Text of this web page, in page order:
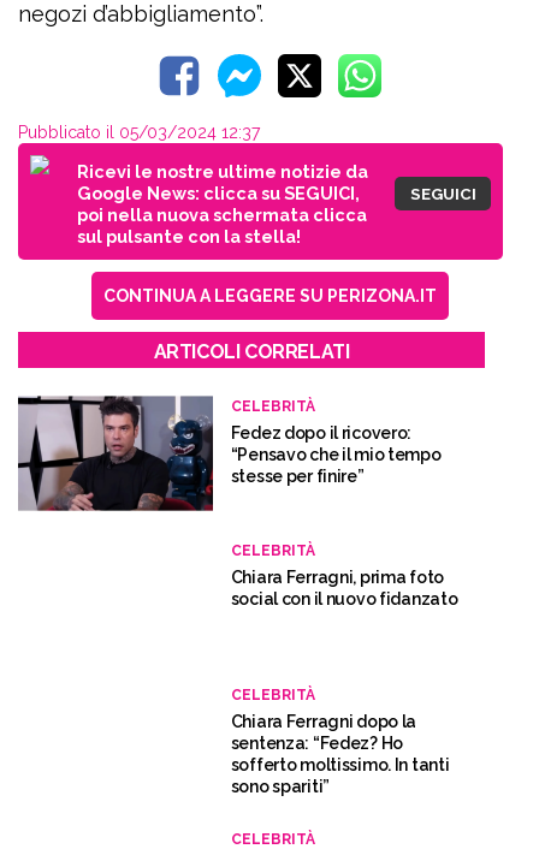
negozi d’abbigliamento”.
Pubblicato il 05/03/2024 12:37
Ricevi le nostre ultime notizie da
Google News: clicca su SEGUICI,
poi nella nuova schermata clicca
sul pulsante con la stella!
SEGUICI
CONTINUA A LEGGERE SU PERIZONA.IT
ARTICOLI CORRELATI
CELEBRITÀ
Fedez dopo il ricovero:
“Pensavo che il mio tempo
stesse per finire”
CELEBRITÀ
Chiara Ferragni, prima foto
social con il nuovo fidanzato
CELEBRITÀ
Chiara Ferragni dopo la
sentenza: “Fedez? Ho
sofferto moltissimo. In tanti
sono spariti”
CELEBRITÀ